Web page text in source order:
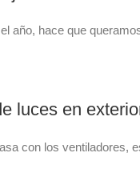
año, hace que
luces en
con los ventiladores,